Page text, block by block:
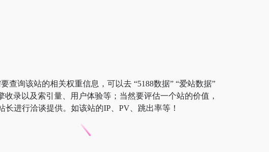
查询该站的相关权重信息，可以去 “5188数据” “爱站数据”
录以及索引量、用户体验等；当然要评估一个站的价值，
进行洽谈提供。如该站的IP、PV、跳出率等！